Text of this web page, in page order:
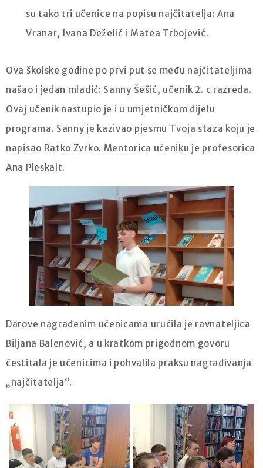
su tako tri učenice na popisu najčitatelja: Ana
Vranar, Ivana Deželić i Matea Trbojević.
Ova školske godine po prvi put se među najčitateljima
našao i jedan mladić: Sanny Šešić, učenik 2. c razreda.
Ovaj učenik nastupio je i u umjetničkom dijelu
programa. Sanny je kazivao pjesmu Tvoja staza koju je
napisao Ratko Zvrko. Mentorica učeniku je profesorica
Ana Pleskalt.
Darove nagrađenim učenicama uručila je ravnateljica
Biljana Balenović, a u kratkom prigodnom govoru
čestitala je učenicima i pohvalila praksu nagrađivanja
„najčitatelja“.